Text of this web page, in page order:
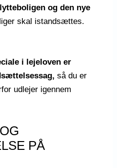
og den nye
skal istandsættes.
i lejeloven er
så du er
udlejer igennem
PÅ